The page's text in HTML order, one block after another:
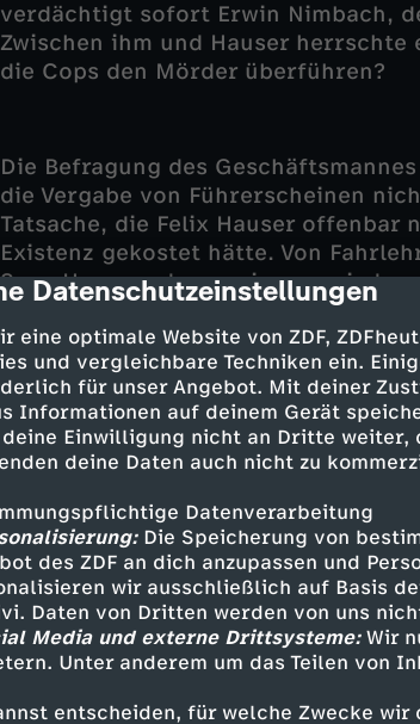
dialog-description
Datenschutzeinstellungen
eine optimale Website von ZDF,
und vergleichbare Techniken ein.
für unser Angebot. Mit deiner
Informationen auf deinem Gerät
deine Einwilligung nicht an Dritte
deine Daten auch nicht zu
Datenverarbeitung
Die Speicherung von
des ZDF an dich anzupassen und
wir ausschließlich auf Basis
Daten von Dritten werden von uns
Media und externe Drittsysteme:Wir
Unter anderem um das Teilen von
entscheiden, für welche Zwecke
verdächtigt sofort Erwin Nimbach,
Zwischen ihm und Hauser
die Cops den Mörder überführen?
Die Befragung des
die Vergabe von Führerscheinen
Tatsache, die Felix Hauser offenbar
Existenz gekostet hätte. Von
Sven Hansen, dass es immer
Felix Hauser und dessen Bruder
Bruder monatlich 2000 Euro
wurden, könnte Oliver vor Wut
Während die Rosenheimer
Prantls Verliebtsein vor allem bei
Darsteller
Sven Hansen - Igor Jeftic
Florian Prantl - Andreas Giebel